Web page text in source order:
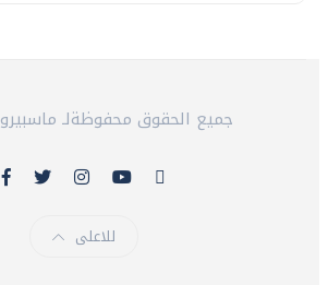
© 2026 جميع الحقوق محفوظةلـ ماسبيرو
للاعلى